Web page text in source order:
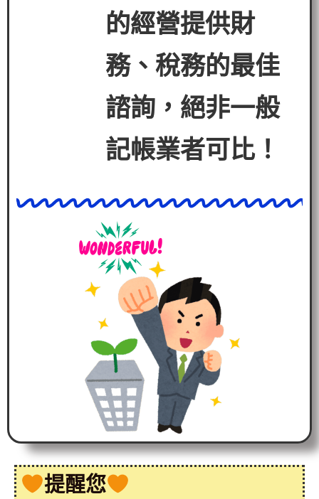
的經營提供財
務、稅務的最佳
諮詢，絕非一般
記帳業者可比！
提醒您